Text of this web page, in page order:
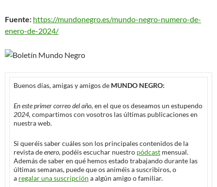
Fuente: https://mundonegro.es/mundo-negro-numero-de-
enero-de-2024/
Buenos días, amigas y amigos de MUNDO NEGRO:
En este primer correo del año, en el que os deseamos un estupendo
2024, compartimos con vosotros las últimas publicaciones en
nuestra web.
Si queréis saber cuáles son los principales contenidos de la
revista deenero, podéis escuchar nuestro pódcast mensual.
Además de saber en qué hemos estado trabajando durante las
últimas semanas, puede que os animéis a suscribiros, o
a regalar una suscripción a algún amigo o familiar.